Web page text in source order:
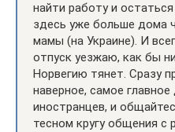
найти работу и
здесь уже больше дома
мамы (на Украине). И
отпуск уезжаю, как бы
Норвегию тянет. Сразу
наверное, самое
иностранцев, и
тесном кругу общения с